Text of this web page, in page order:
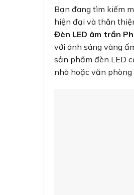
Bạn đang tìm kiếm
hiện đại và thân
Đèn LED âm trần
với ánh sáng vàng
sản phẩm đèn LED
nhà hoặc văn phòng